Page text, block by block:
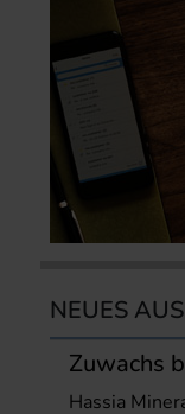
NEUES
Zuwachs
Hassia